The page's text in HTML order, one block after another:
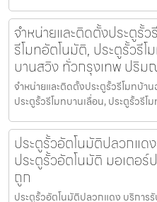
จำหน่ายและติดตั้งประตูรั้
รีโมทอัตโนมัติ, ประตูรั้วรีโ
บานสวิง ทั่วกรุงเทพ ปริม
จำหน่ายและติดตั้งประตูรั้วรีโมทบ้า
ประตูรั้วรีโมทบานเลื่อน, ประตูรั้วรีโ
ประตูรั้วอัตโนมัติปลวกแด
ประตูรั้วอัตโนมัติ มอเตอร์
ถูก
ประตูรั้วอัตโนมัติปลวกแดง บริการ